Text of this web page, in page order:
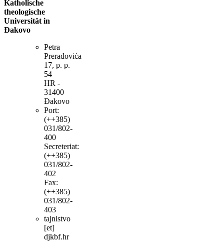
Katholische
theologische
Universität in
Đakovo
Petra
Preradovića
17, p. p.
54
HR -
31400
Đakovo
Port:
(++385)
031/802-
400
Secreteriat:
(++385)
031/802-
402
Fax:
(++385)
031/802-
403
tajnistvo
[et]
djkbf.hr